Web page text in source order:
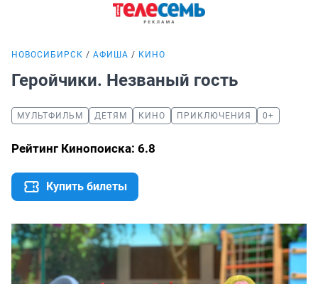
НОВОСИБИРСК АФИША КИНО
Геройчики. Незваный гость
МУЛЬТФИЛЬМ ДЕТЯМ КИНО ПРИКЛЮЧЕНИЯ 0+
Рейтинг Кинопоиска: 6.8
Купить билеты